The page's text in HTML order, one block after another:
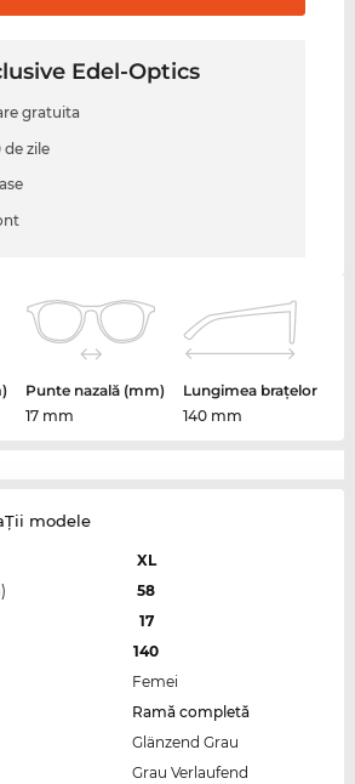
Edel-Optics
gratuita
zile
Punte nazală (mm)
17 mm
Lungimea brațelor
140 mm
modele
XL
58
17
140
Femei
Ramă completă
Glänzend Grau
Grau Verlaufend